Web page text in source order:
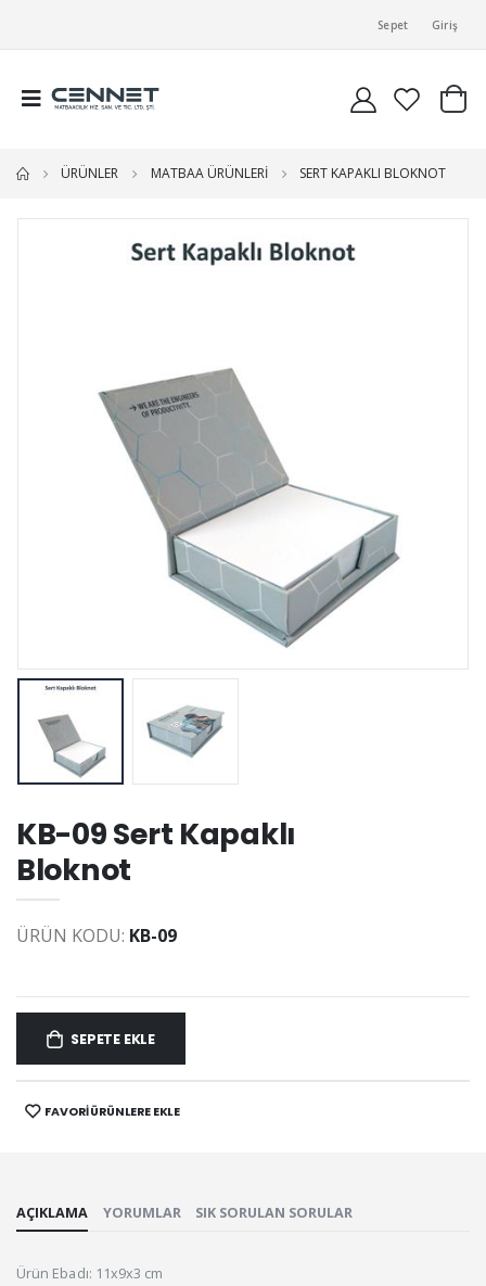
Sepet Giriş
ÜRÜNLER MATBAA ÜRÜNLERİ SERT KAPAKLI BLOKNOT
KB-09 Sert Kapaklı
Bloknot
ÜRÜN KODU: KB-09
SEPETE EKLE
FAVORİ ÜRÜNLERE EKLE
AÇIKLAMA YORUMLAR SIK SORULAN SORULAR
Ürün Ebadı: 11x9x3 cm